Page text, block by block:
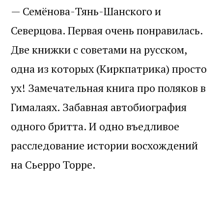
— Семёнова-Тянь-Шанского и
Северцова. Первая очень понравилась.
Две книжки с советами на русском,
одна из которых (Киркпатрика) просто
ух! Замечательная книга про поляков в
Гималаях. Забавная автобиография
одного бритта. И одно въедливое
расследование истории восхождений
на Сьерро Торре.